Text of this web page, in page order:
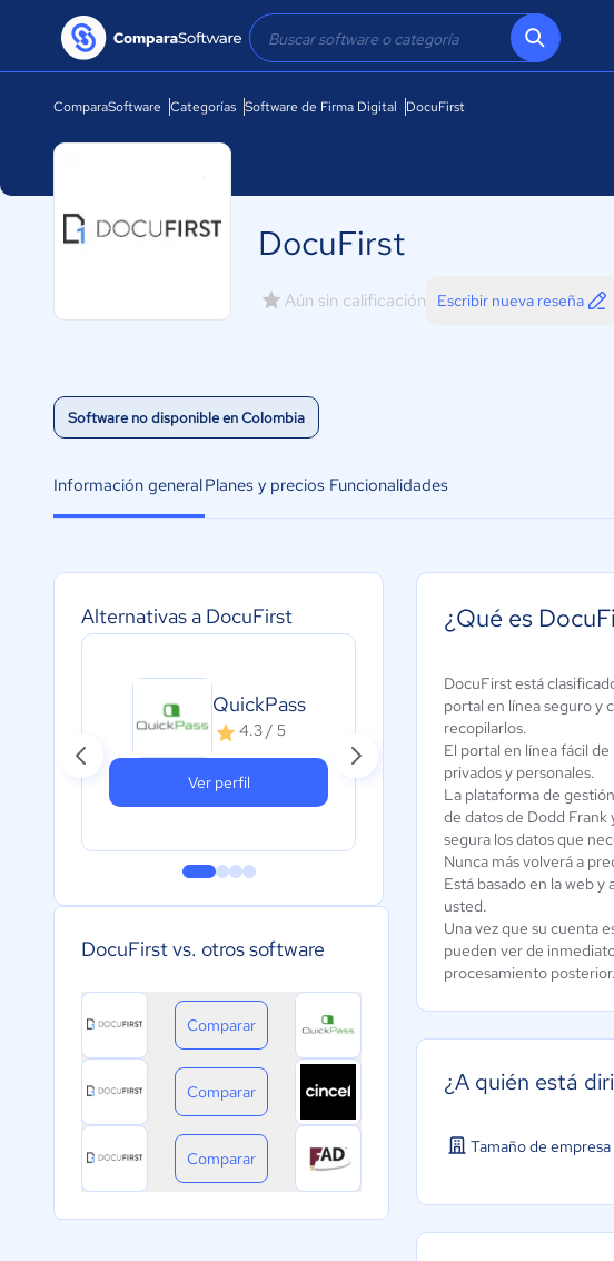
ComparaSoftware Categorías Software de Firma Digital DocuFirst
DocuFirst
Aún sin calificación Escribir nueva reseña
Software no disponible en Colombia
Información generalPlanes y precios Funcionalidades
Alternativas a DocuFirst
QuickPass
4.3 / 5
Ver perfil
Cincel
4.9 / 5
DocuFirst vs. otros software
Comparar
Comparar
Comparar
¿Qué es
DocuFirst está
portal en línea seguro y
recopilarlos.
El portal en línea fácil
privados y personales.
La plataforma de
de datos de Dodd
segura los datos que
Nunca más volverá a
Está basado en la web
usted.
Una vez que su cuenta
pueden ver de
procesamiento
¿A quién está
Tamaño de empresa